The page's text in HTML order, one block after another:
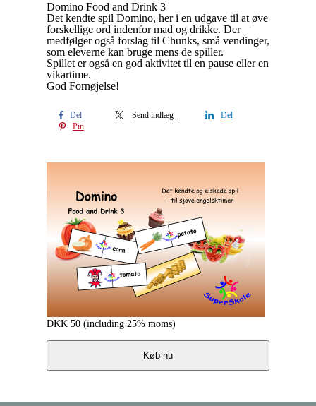
Domino Food and Drink 3
Det kendte spil Domino, her i en udgave til at øve
forskellige ord indenfor mad og drikke. Der
medfølger også forslag til Chunks, små vendinger,
som eleverne kan bruge mens de spiller.
Spillet er også en god aktivitet til en pause eller en
vikartime.
God Fornøjelse!
Del Send indlæg
Del
Pin
DKK 50 (including 25% moms)
Køb nu